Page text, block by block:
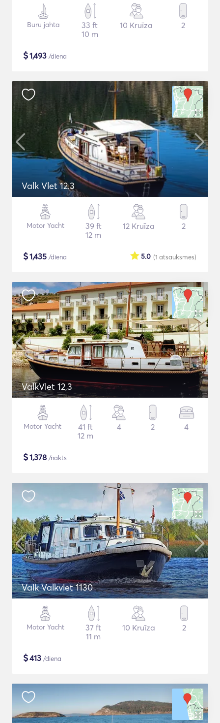
Buru jahta
33 ft
10 m
10 Kruīza 2
$1,493 /diena
Valk Vlet 12.3
Motor Yacht
39 ft
12 m
12 Kruīza 2
$1,435 /diena (1 atsauksmes)
5.0
ValkVlet 12,3
Motor Yacht
41 ft
12 m
4 2 4
$1,378 /nakts
Valk Valkvlet 1130
Motor Yacht
37 ft
11 m
10 Kruīza 2
$413 /diena